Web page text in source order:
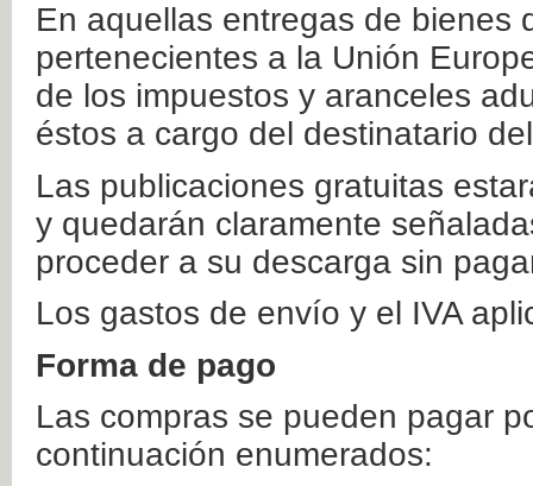
En aquellas entregas de bienes
pertenecientes a la Unión
de los impuestos y aranceles
éstos a cargo del destinatario
Las publicaciones gratuitas
y quedarán claramente
proceder a su descarga sin
Los gastos de envío y el IVA
Forma de pago
Las compras se pueden pagar
continuación enumerados: